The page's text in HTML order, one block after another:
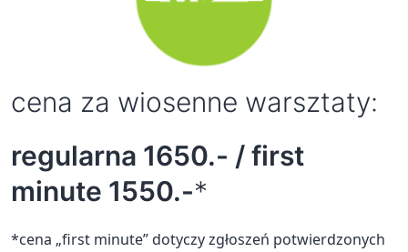
cena za wiosenne warsztaty:
regularna 1650.- / first
minute 1550.-*
*cena „first minute” dotyczy zgłoszeń potwierdzonych